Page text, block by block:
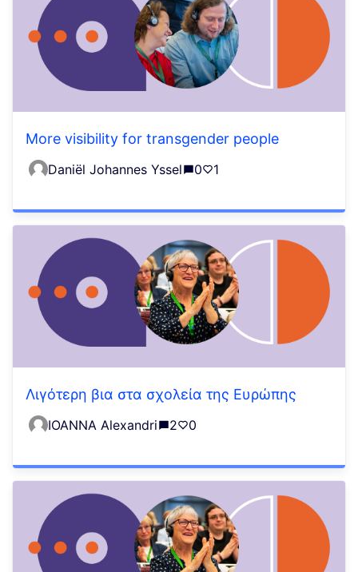
More visibility for transgender people
Daniël Johannes Yssel 0 1
Λιγότερη βια στα σχολεία της Ευρώπης
IOANNA Alexandri 2 0